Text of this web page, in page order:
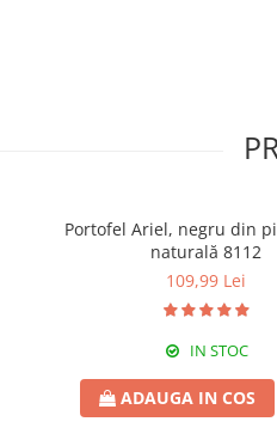
Portofel Ariel, negru din
naturală 8112
109,99 Lei
IN STOC
ADAUGA IN COS